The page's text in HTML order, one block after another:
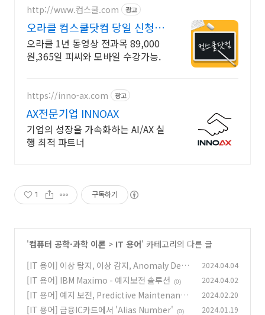
http://www.컴스쿨.com 광고
오라클 컴스쿨닷컴 당일 신청&
결제시 기프티콘!
오라클 1년 동영상 전과목 89,000
원,365일 피씨와 모바일 수강가능.
https://inno-ax.com 광고
AX전문기업 INNOAX
기업의 성장을 가속화하는 AI/AX 실
행 최적 파트너
1 구독하기
'컴퓨터 공학·과학 이론 > IT 용어' 카테고리의 다른 글
[IT 용어] 이상 탐지, 이상 감지, Anomaly Dete
ction, Outlier Detection, Novelty Detectio
n
(0)
2024.04.04
[IT 용어] IBM Maximo - 예지보전 솔루션 (0) 2024.04.02
[IT 용어] 예지 보전, Predictive Maintenanc
e, PdM (0)
2024.02.20
[IT 용어] 금융IC카드에서 'Alias Number' (0) 2024.01.19